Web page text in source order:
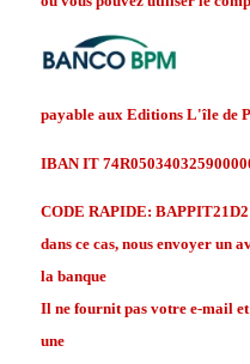
payable aux Editions L'île de
IBAN IT
CODE RAPIDE:
dans ce cas, nous envoyer un
la banque
Il ne fournit pas votre e-mail
une